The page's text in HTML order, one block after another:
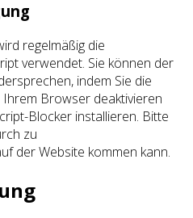
regelmäßig die
verwendet. Sie können der
indem Sie die
Ihrem Browser deaktivieren
Blocker installieren. Bitte
zu
der Website kommen kann.